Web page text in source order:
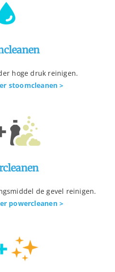
hoge druk reinigen.
stoomcleanen >
de gevel reinigen.
powercleanen >